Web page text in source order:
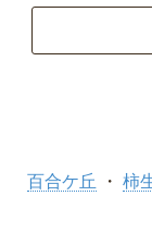
百合ケ丘 柿